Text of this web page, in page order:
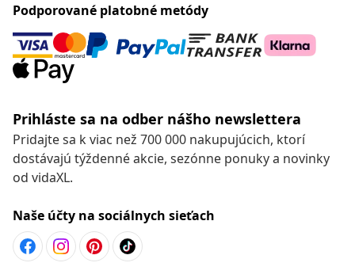
Podporované platobné metódy
Prihláste sa na odber nášho newslettera
Pridajte sa k viac než 700 000 nakupujúcich, ktorí
dostávajú týždenné akcie, sezónne ponuky a novinky
od vidaXL.
Naše účty na sociálnych sieťach